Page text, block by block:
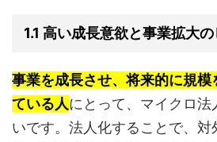
1.1 高い成長意欲と事業拡大
事業を成長させ、将来的に規模
ている人にとって、マイクロ法
いです。法人化することで、対